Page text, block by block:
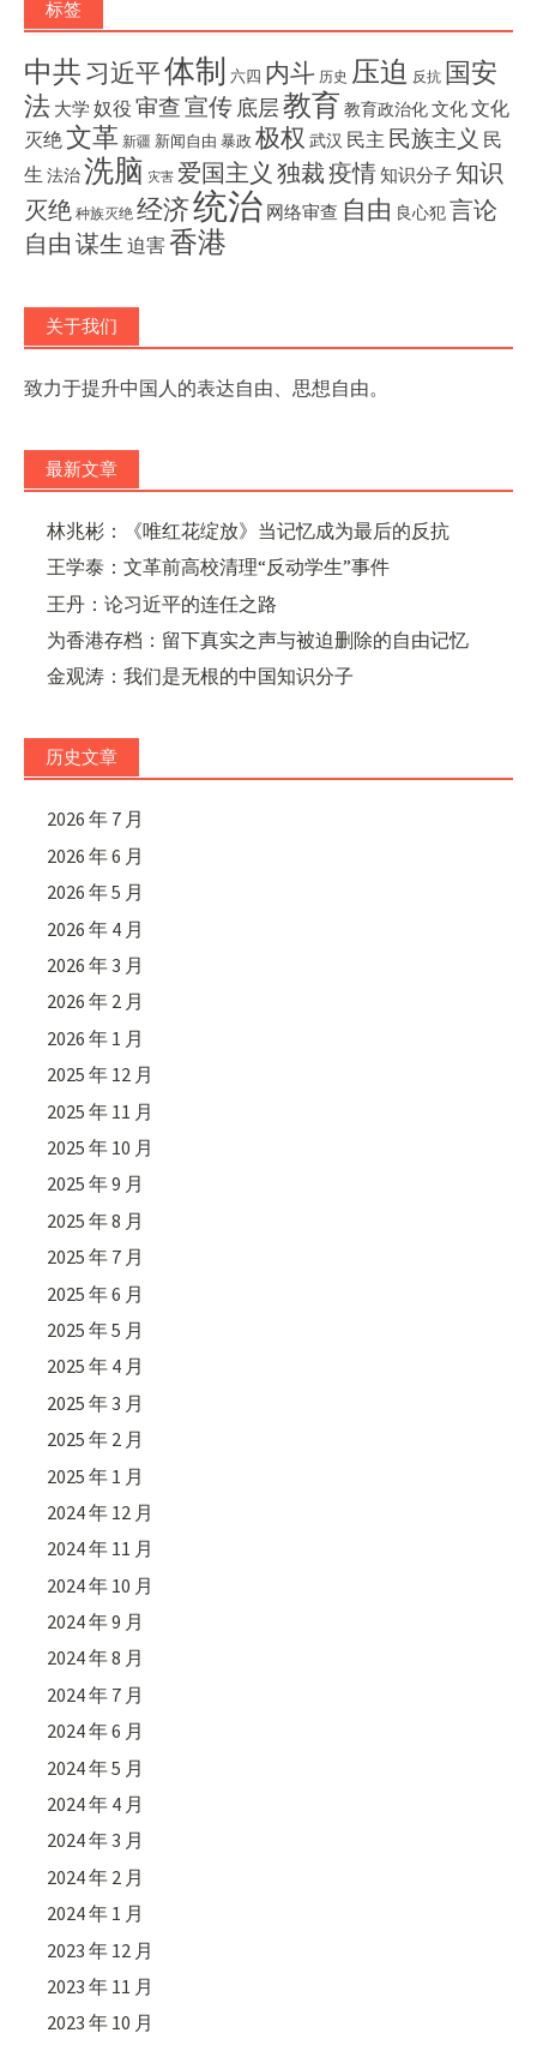
标签
中共习近平体制 六四 内斗 历史 压迫 反抗 国安
法 大学 奴役 审查宣传底层教育 教育政治化文化文化
灭绝文革 新疆 新闻自由 暴政 极权 武汉 民主 民族主义 民
生 法治洗脑 灾害 爱国主义 独裁疫情知识分子 知识
灭绝 种族灭绝 经济统治 网络审查 自由 良心犯言论
自由 谋生 迫害香港
关于我们
致力于提升中国人的表达自由、思想自由。
最新文章
林兆彬：《唯红花绽放》当记忆成为最后的反抗
王学泰：文革前高校清理“反动学生”事件
王丹：论习近平的连任之路
为香港存档：留下真实之声与被迫删除的自由记忆
金观涛：我们是无根的中国知识分子
历史文章
2026 年 7 月
2026 年 6 月
2026 年 5 月
2026 年 4 月
2026 年 3 月
2026 年 2 月
2026 年 1 月
2025 年 12 月
2025 年 11 月
2025 年 10 月
2025 年 9 月
2025 年 8 月
2025 年 7 月
2025 年 6 月
2025 年 5 月
2025 年 4 月
2025 年 3 月
2025 年 2 月
2025 年 1 月
2024 年 12 月
2024 年 11 月
2024 年 10 月
2024 年 9 月
2024 年 8 月
2024 年 7 月
2024 年 6 月
2024 年 5 月
2024 年 4 月
2024 年 3 月
2024 年 2 月
2024 年 1 月
2023 年 12 月
2023 年 11 月
2023 年 10 月